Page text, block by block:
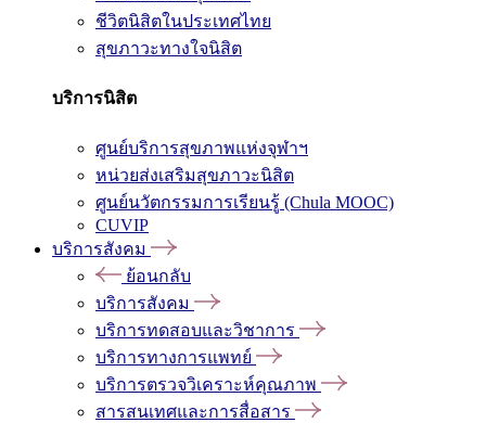
ชีวิตนิสิตในประเทศไทย
สุขภาวะทางใจนิสิต
บริการนิสิต
ศูนย์บริการสุขภาพแห่งจุฬาฯ
หน่วยส่งเสริมสุขภาวะนิสิต
ศูนย์นวัตกรรมการเรียนรู้ (Chula MOOC)
CUVIP
บริการสังคม
ย้อนกลับ
บริการสังคม
บริการทดสอบและวิชาการ
บริการทางการแพทย์
บริการตรวจวิเคราะห์คุณภาพ
สารสนเทศและการสื่อสาร